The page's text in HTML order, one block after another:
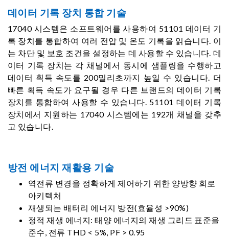
데이터 기록 장치 통합 기술
17040 시스템은 소프트웨어를 사용하여 51101 데이터 기
록 장치를 통합하여 여러 전압 및 온도 기록을 읽습니다. 이
는 차단 및 보호 조건을 설정하는 데 사용할 수 있습니다. 데
이터 기록 장치는 각 채널에서 동시에 샘플링을 수행하고
데이터 획득 속도를 200밀리초까지 높일 수 있습니다. 더
빠른 획득 속도가 요구될 경우 다른 브랜드의 데이터 기록
장치를 통합하여 사용할 수 있습니다. 51101 데이터 기록
장치에서 지원하는 17040 시스템에는 192개 채널을 갖추
고 있습니다.
방전 에너지 재활용 기술
역전류 변경을 정확하게 제어하기 위한 양방향 회로
아키텍처
재생되는 배터리 에너지 방전(효율성 >90%)
정적 재생 에너지: 태양 에너지의 재생 그리드 표준을
준수, 전류 THD < 5%, PF > 0.95